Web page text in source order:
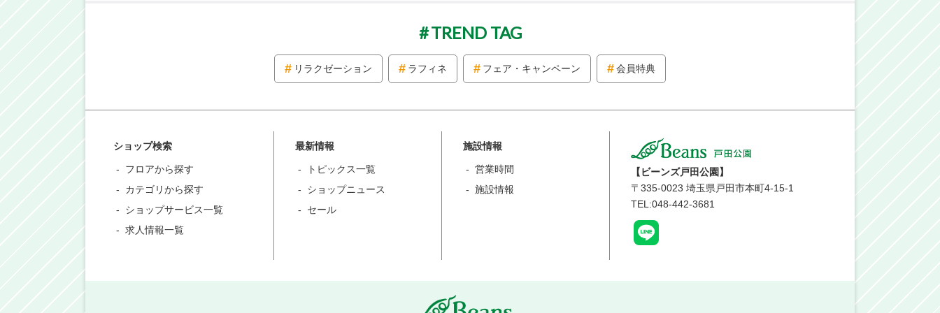
TREND TAG
リラクゼーション ラフィネ フェア・キャンペーン 会員特典
ショップ検索
フロアから探す
カテゴリから探す
ショップサービス一覧
求人情報一覧
最新情報
トピックス一覧
ショップニュース
セール
施設情報
営業時間
施設情報
【ビーンズ戸田公園】
〒 335-0023 埼玉県戸田市本町4-15-1
TEL:048-442-3681